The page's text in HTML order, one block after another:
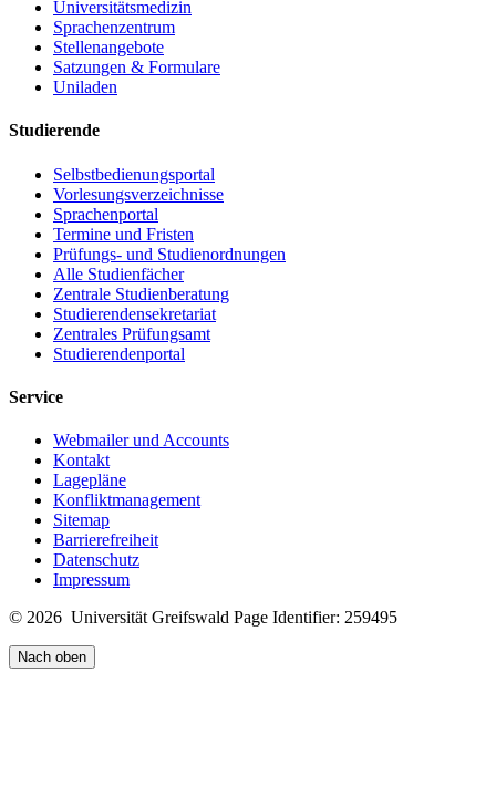
Universitätsmedizin
Sprachenzentrum
Stellenangebote
Satzungen & Formulare
Uniladen
Studierende
Selbstbedienungsportal
Vorlesungsverzeichnisse
Sprachenportal
Termine und Fristen
Prüfungs- und Studienordnungen
Alle Studienfächer
Zentrale Studienberatung
Studierendensekretariat
Zentrales Prüfungsamt
Studierendenportal
Service
Webmailer und Accounts
Kontakt
Lagepläne
Konfliktmanagement
Sitemap
Barrierefreiheit
Datenschutz
Impressum
© 2026 Universität Greifswald Page Identifier: 259495
Nach oben